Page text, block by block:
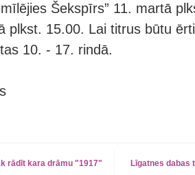
Šekspīrs” 11. martā
plkst. 15.00. Lai titrus būtu
10. - 17. rindā.
rādīt kara drāmu "1917" Līgatnes dabas